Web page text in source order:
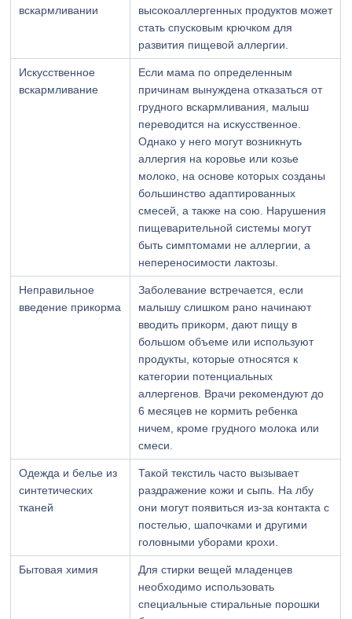
вскармливании
высокоаллергенных продуктов может
стать спусковым крючком для
развития пищевой аллергии.
Искусственное
вскармливание
Если мама по определенным
причинам вынуждена отказаться от
грудного вскармливания, малыш
переводится на искусственное.
Однако у него могут возникнуть
аллергия на коровье или козье
молоко, на основе которых созданы
большинство адаптированных
смесей, а также на сою. Нарушения
пищеварительной системы могут
быть симптомами не аллергии, а
непереносимости лактозы.
Неправильное
введение прикорма
Заболевание встречается, если
малышу слишком рано начинают
вводить прикорм, дают пищу в
большом объеме или используют
продукты, которые относятся к
категории потенциальных
аллергенов. Врачи рекомендуют до
6 месяцев не кормить ребенка
ничем, кроме грудного молока или
смеси.
Одежда и белье из
синтетических
тканей
Такой текстиль часто вызывает
раздражение кожи и сыпь. На лбу
они могут появиться из-за контакта с
постелью, шапочками и другими
головными уборами крохи.
Бытовая химия
Для стирки вещей младенцев
необходимо использовать
специальные стиральные порошки